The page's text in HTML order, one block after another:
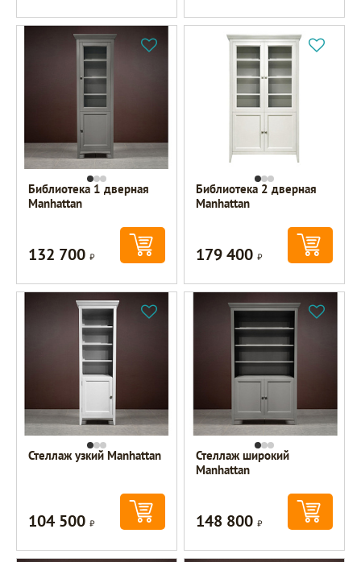
Библиотека 1 дверная
Manhattan
132 700Р
Библиотека 2 дверная
Manhattan
179 400Р
Стеллаж узкий Manhattan
104 500Р
Стеллаж широкий
Manhattan
148 800Р